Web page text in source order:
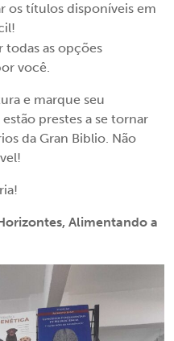
os títulos disponíveis em
todas as opções
você.
e marque seu
prestes a se tornar
da Gran Biblio. Não
Alimentando a